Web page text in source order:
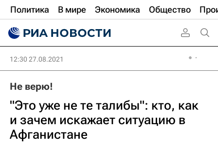
Политика В мире Экономика Общество
12:30 27.08.2021
Не верю!
"Это уже не те талибы": кто, как
и зачем искажает ситуацию в
Афганистане